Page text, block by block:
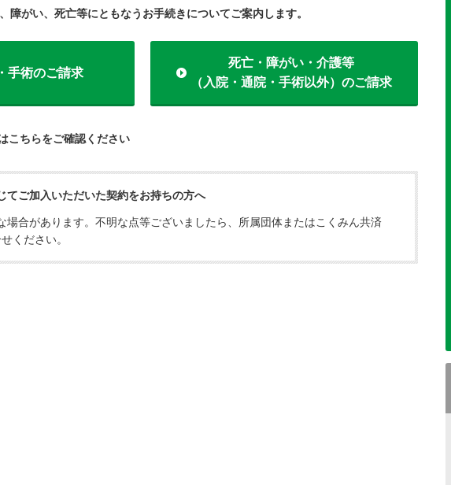
障がい、死亡等にともなうお手続きについてご案内します。
手術のご請求
死亡・障がい・介護等
（入院・通院・手術以外）のご請求
こちらをご確認ください
てご加入いただいた契約をお持ちの方へ
場合があります。不明な点等ございましたら、所属団体またはこくみん共済
ください。